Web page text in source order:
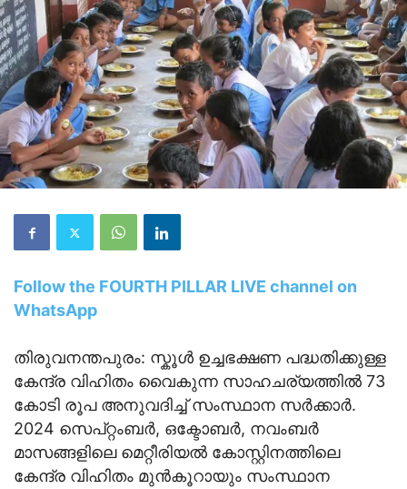
Follow the FOURTH PILLAR LIVE channel on
WhatsApp
തിരുവനന്തപുരം: സ്കൂൾ ഉച്ചഭക്ഷണ പദ്ധതിക്കുള്ള
കേന്ദ്ര വിഹിതം വൈകുന്ന സാഹചര്യത്തിൽ 73
കോടി രൂപ അനുവദിച്ച്‌ സംസ്ഥാന സർക്കാർ.
2024 സെപ്‌റ്റംബർ, ഒക്ടോബർ, നവംബർ
മാസങ്ങളിലെ മെറ്റീരിയൽ കോസ്റ്റിനത്തിലെ
കേന്ദ്ര വിഹിതം മുൻകൂറായും സംസ്ഥാന